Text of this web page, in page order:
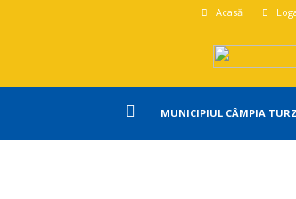
Acasă
Primăria MUNICIPIUL CÂMPIA